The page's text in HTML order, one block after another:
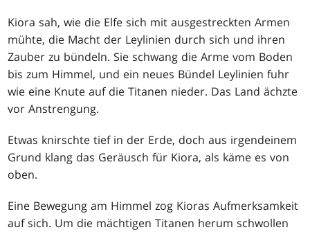
Kiora sah, wie die Elfe sich mit ausgestreckten Armen
mühte, die Macht der Leylinien durch sich und ihren
Zauber zu bündeln. Sie schwang die Arme vom Boden
bis zum Himmel, und ein neues Bündel Leylinien fuhr
wie eine Knute auf die Titanen nieder. Das Land ächzte
vor Anstrengung.
Etwas knirschte tief in der Erde, doch aus irgendeinem
Grund klang das Geräusch für Kiora, als käme es von
oben.
Eine Bewegung am Himmel zog Kioras Aufmerksamkeit
auf sich. Um die mächtigen Titanen herum schwollen